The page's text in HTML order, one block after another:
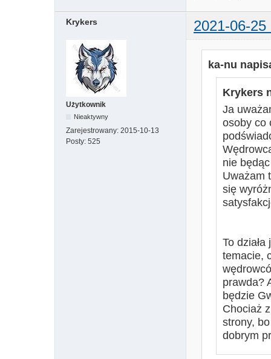
Krykers 2021-06-25
Użytkownik
Nieaktywny
Zarejestrowany: 2015-10-13
Posty: 525
ka-nu
Krykers
Ja
osoby co
nie
Uważam
się
To
temacie,
prawda?
będzie
Chociaż
strony,
dobrym